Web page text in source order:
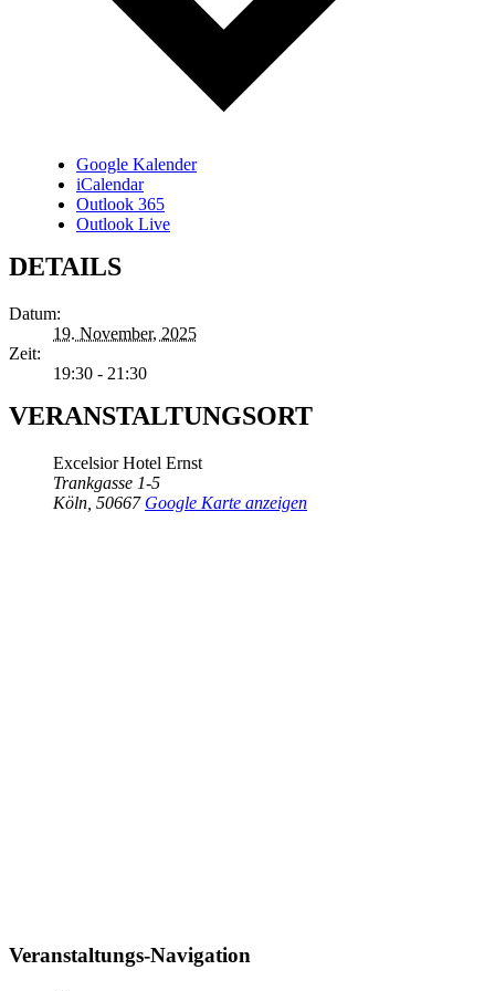
Google Kalender
iCalendar
Outlook 365
Outlook Live
DETAILS
Datum:
19. November, 2025
Zeit:
19:30 - 21:30
VERANSTALTUNGSORT
Excelsior Hotel Ernst
Trankgasse 1-5
Köln 50667 Google Karte anzeigen
Veranstaltungs-Navigation